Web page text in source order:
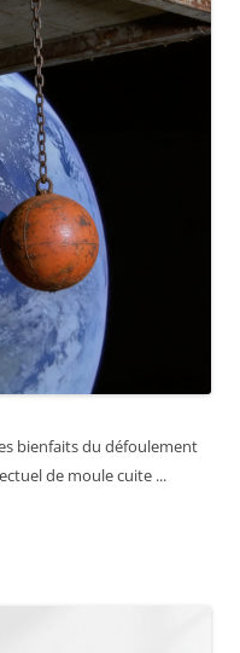
bienfaits du défoulement
de moule cuite ...